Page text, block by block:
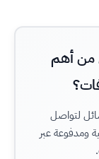
من أهم
لتواصل
ومدفوعة عبر